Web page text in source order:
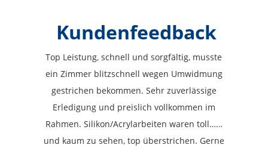
Kundenfeedback
Top Leistung, schnell und sorgfältig, musste
ein Zimmer blitzschnell wegen Umwidmung
gestrichen bekommen. Sehr zuverlässige
Erledigung und preislich vollkommen im
Rahmen. Silikon/Acrylarbeiten waren toll……
und kaum zu sehen, top überstrichen. Gerne